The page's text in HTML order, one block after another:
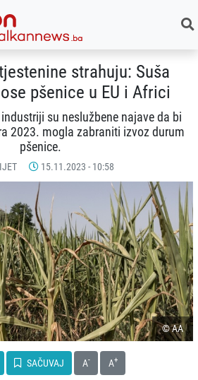
strahuju: Suša
pšenice u EU i Africi
su neslužbene najave da bi
2023. mogla zabraniti izvoz durum
pšenice.
15.11.2023 - 10:58
© AA
SAČUVAJ A- A+